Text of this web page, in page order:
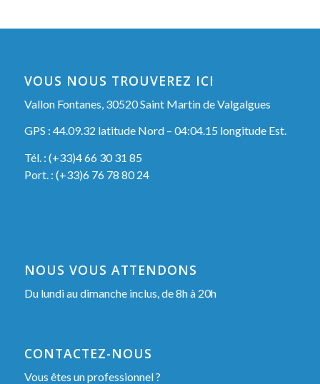
VOUS NOUS TROUVEREZ ICI
Vallon Fontanes, 30520 Saint Martin de Valgalgues
GPS : 44.09.32 latitude Nord – 04:04.15 longitude Est.
Tél. : (+33)4 66 30 31 85
Port. : (+33)6 76 78 80 24
NOUS VOUS ATTENDONS
Du lundi au dimanche inclus, de 8h à 20h
CONTACTEZ-NOUS
Vous êtes un professionnel ?